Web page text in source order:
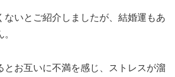
ないとご紹介しましたが、結婚運もあ
とお互いに不満を感じ、ストレスが溜